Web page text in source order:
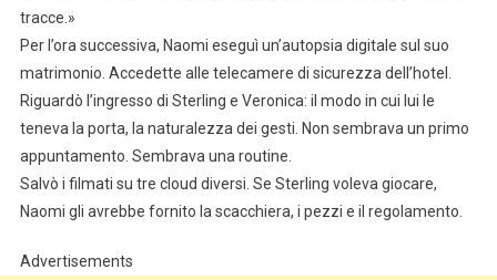
tracce.»
Per l’ora successiva, Naomi eseguì un’autopsia digitale sul suo
matrimonio. Accedette alle telecamere di sicurezza dell’hotel.
Riguardò l’ingresso di Sterling e Veronica: il modo in cui lui le
teneva la porta, la naturalezza dei gesti. Non sembrava un primo
appuntamento. Sembrava una routine.
Salvò i filmati su tre cloud diversi. Se Sterling voleva giocare,
Naomi gli avrebbe fornito la scacchiera, i pezzi e il regolamento.
Advertisements